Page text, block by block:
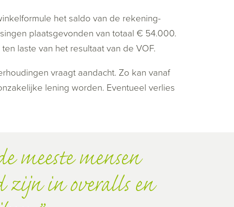
het saldo van de rekening-
plaatsgevonden van totaal € 54.000.
laste van het resultaat van de VOF.
vraagt aandacht. Zo kan vanaf
lening worden. Eventueel verlies
meeste mensen
zijn in overalls en